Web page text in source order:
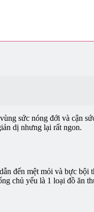
sức nóng đới và cận
dị nhưng lại rất ngon.
đến mệt mỏi và bực bội
chủ yếu là 1 loại đồ ăn